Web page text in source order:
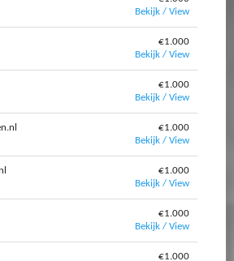
Bekijk / View
€1.000
Bekijk / View
€1.000
Bekijk / View
€1.000
Bekijk / View
€1.000
Bekijk / View
€1.000
Bekijk / View
€1.000